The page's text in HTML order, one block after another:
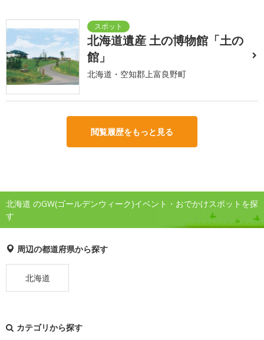
北海道遺産 土の博物館「土の
館」
北海道・空知郡上富良野町
閲覧履歴をもっと見る
北海道 のGW(ゴールデンウィーク)イベント・おでかけスポットを探
す
周辺の都道府県から探す
北海道
カテゴリから探す